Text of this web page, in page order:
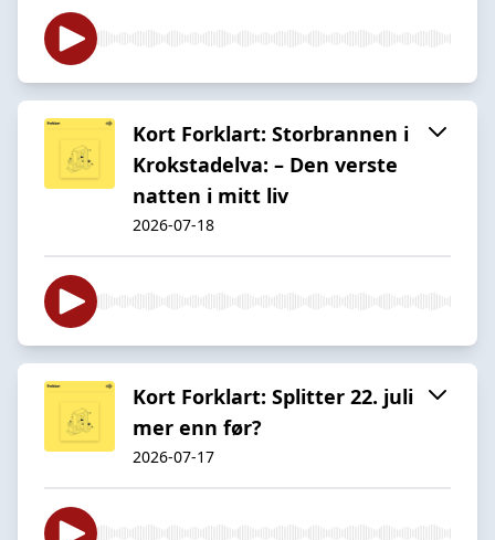
Kort Forklart: Storbrannen i
Krokstadelva: – Den verste
natten i mitt liv
2026-07-18
Kort Forklart: Splitter 22. juli
mer enn før?
2026-07-17